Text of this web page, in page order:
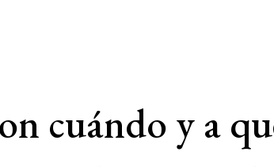
cuándo y a